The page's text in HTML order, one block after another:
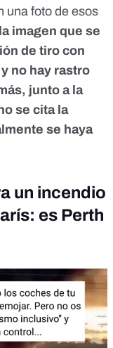
una foto de esos
imagen que se
de tiro con
no hay rastro
junto a la
se cita la
se haya
un incendio
es Perth